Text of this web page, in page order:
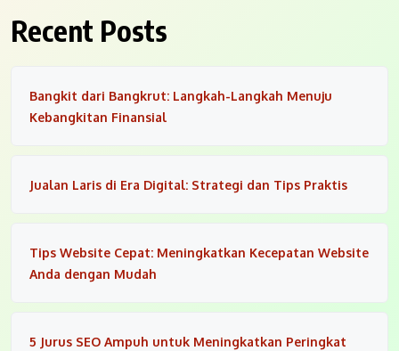
Recent Posts
Bangkit dari Bangkrut: Langkah-Langkah Menuju
Kebangkitan Finansial
Jualan Laris di Era Digital: Strategi dan Tips Praktis
Tips Website Cepat: Meningkatkan Kecepatan Website
Anda dengan Mudah
5 Jurus SEO Ampuh untuk Meningkatkan Peringkat